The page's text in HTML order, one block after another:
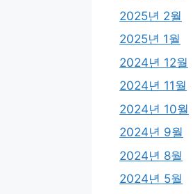
2025년 2월
2025년 1월
2024년 12월
2024년 11월
2024년 10월
2024년 9월
2024년 8월
2024년 5월